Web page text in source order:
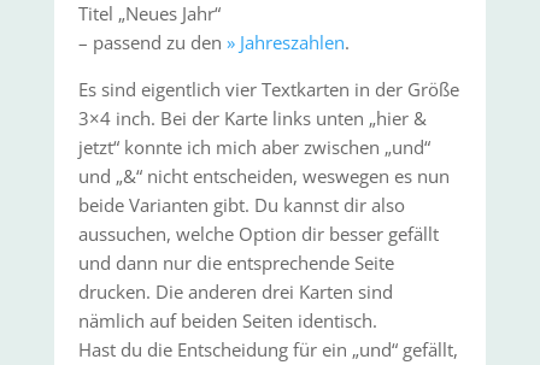
Titel „Neues Jahr“
– passend zu den » Jahreszahlen.
Es sind eigentlich vier Textkarten in der Größe
3×4 inch. Bei der Karte links unten „hier &
jetzt“ konnte ich mich aber zwischen „und“
und „&“ nicht entscheiden, weswegen es nun
beide Varianten gibt. Du kannst dir also
aussuchen, welche Option dir besser gefällt
und dann nur die entsprechende Seite
drucken. Die anderen drei Karten sind
nämlich auf beiden Seiten identisch.
Hast du die Entscheidung für ein „und“ gefällt,